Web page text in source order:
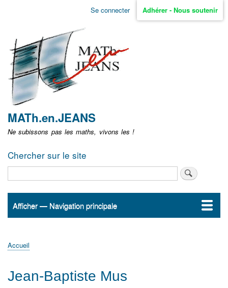
Aller
non
identifié
Se connecter Adhérer - Nous soutenir
MATh.en.JEANS
Ne subissons pas les maths, vivons les !
Chercher sur le site
Navigation
Afficher — Navigation principale
Accueil
ActualitésMATh.en.JEANS ?
Régions et Ateliers
Créer, gérer un atelier
Sujets/Publications
Congrès
d'Ariane
Accueil
Jean-Baptiste Mus